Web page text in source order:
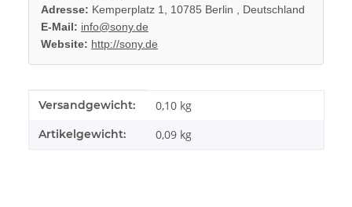
Adresse: Kemperplatz 1, 10785 Berlin , Deutschland
E-Mail: info@sony.de
Website: http://sony.de
Produkteigenschaft
Wert
Versandgewicht: 0,10 kg
Artikelgewicht: 0,09 kg